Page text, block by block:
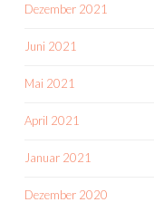
Dezember 2021
Juni 2021
Mai 2021
April 2021
Januar 2021
Dezember 2020